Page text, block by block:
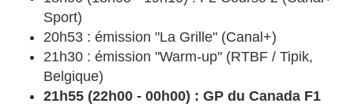
Sport)
20h53 : émission "La Grille" (Canal+)
21h30 : émission "Warm-up" (RTBF / Tipik,
Belgique)
21h55 (22h00 - 00h00) : GP du Canada F1